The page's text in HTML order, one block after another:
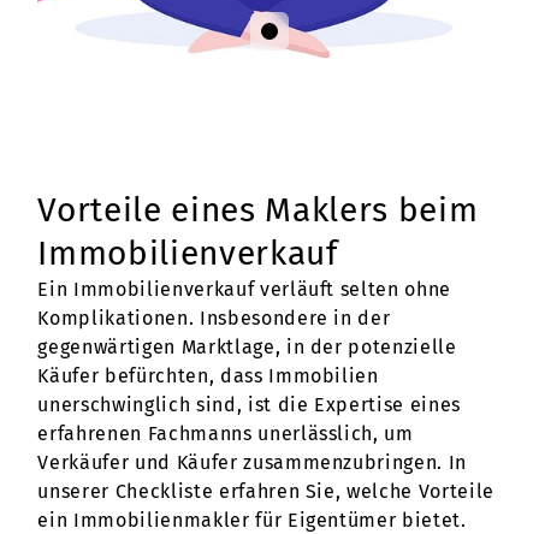
Vorteile eines Maklers beim
Immobilienverkauf
Ein Immobilienverkauf verläuft selten ohne
Komplikationen. Insbesondere in der
gegenwärtigen Marktlage, in der potenzielle
Käufer befürchten, dass Immobilien
unerschwinglich sind, ist die Expertise eines
erfahrenen Fachmanns unerlässlich, um
Verkäufer und Käufer zusammenzubringen. In
unserer Checkliste erfahren Sie, welche Vorteile
ein Immobilienmakler für Eigentümer bietet.